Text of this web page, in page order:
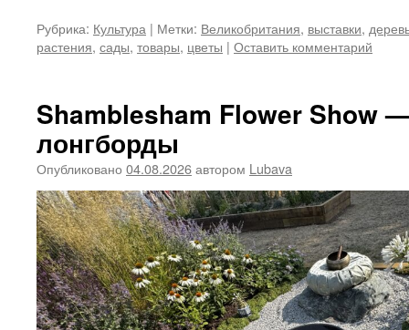
Рубрика: Культура | Метки: Великобритания, выставки,
растения, сады, товары, цветы | Оставить комментарий
Shamblesham Flower Show
лонгборды
Опубликовано 04.08.2026автором Lubava